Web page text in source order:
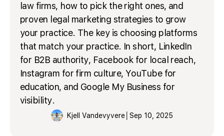
law firms, how to pick the right ones, and
proven legal marketing strategies to grow
your practice. The key is choosing platforms
that match your practice. In short, LinkedIn
for B2B authority, Facebook for local reach,
Instagram for firm culture, YouTube for
education, and Google My Business for
visibility.
Kjell Vandevyvere Sep 10, 2025